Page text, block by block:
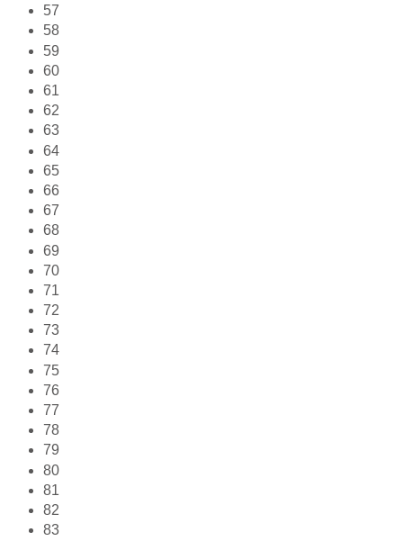
57
58
59
60
61
62
63
64
65
66
67
68
69
70
71
72
73
74
75
76
77
78
79
80
81
82
83